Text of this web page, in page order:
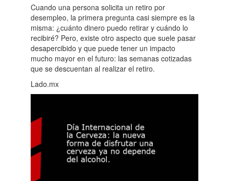
Cuando una persona solicita un retiro por
desempleo, la primera pregunta casi siempre es la
misma: ¿cuánto dinero puedo retirar y cuándo lo
recibiré? Pero, existe otro aspecto que suele pasar
desapercibido y que puede tener un impacto
mucho mayor en el futuro: las semanas cotizadas
que se descuentan al realizar el retiro.
Lado.mx